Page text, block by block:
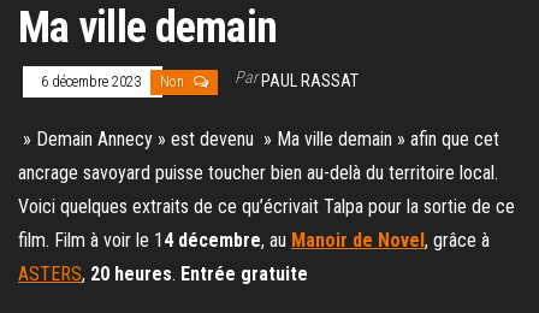
Ma ville demain
6 décembre 2023 Non ParPAUL RASSAT
» Demain Annecy » est devenu » Ma ville demain » afin que cet
ancrage savoyard puisse toucher bien au-delà du territoire local.
Voici quelques extraits de ce qu’écrivait Talpa pour la sortie de ce
film. Film à voir le 1 4 décembre, au Manoir de Novel , grâce à
ASTERS, 20 heures. Entrée gratuite